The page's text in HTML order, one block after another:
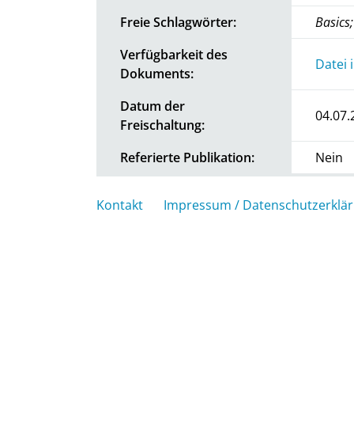
Freie Schlagwörter:
Verfügbarkeit des
Dokuments:
Datei
Datum der
Freischaltung:
Referierte Publikation: Nein
Kontakt Impressum /